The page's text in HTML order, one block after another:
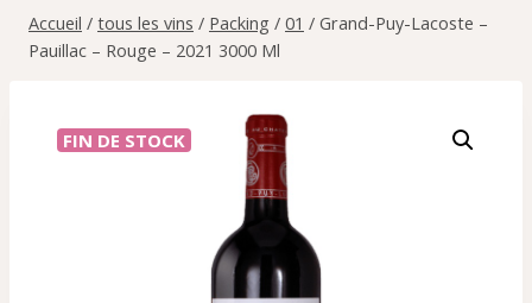
Accueil / tous les vins / Packing / 01 / Grand-Puy-Lacoste –
Pauillac – Rouge – 2021 3000 Ml
FIN DE STOCK